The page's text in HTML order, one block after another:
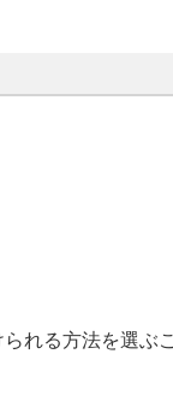
れる方法を選ぶこ